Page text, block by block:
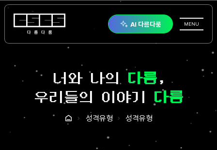
다름다룸
MENU
AI 다름다룸
너와 나의 다름,
우리들의 이야기 다룸
홈
성격유형 성격유형